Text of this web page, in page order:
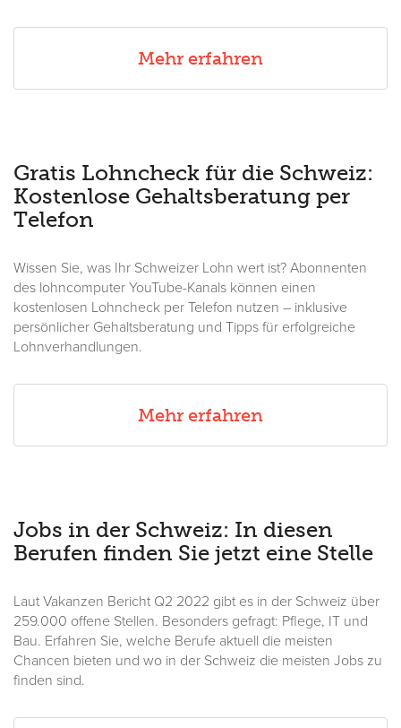
Mehr erfahren
Gratis Lohncheck für die Schweiz:
Kostenlose Gehaltsberatung per
Telefon
Wissen Sie, was Ihr Schweizer Lohn wert ist? Abonnenten
des lohncomputer YouTube-Kanals können einen
kostenlosen Lohncheck per Telefon nutzen – inklusive
persönlicher Gehaltsberatung und Tipps für erfolgreiche
Lohnverhandlungen.
Mehr erfahren
Jobs in der Schweiz: In diesen
Berufen finden Sie jetzt eine Stelle
Laut Vakanzen Bericht Q2 2022 gibt es in der Schweiz über
259.000 offene Stellen. Besonders gefragt: Pflege, IT und
Bau. Erfahren Sie, welche Berufe aktuell die meisten
Chancen bieten und wo in der Schweiz die meisten Jobs zu
finden sind.